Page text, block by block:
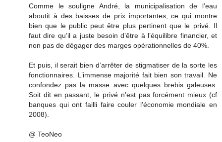
Comme le souligne André, la municipalisation de l’eau
aboutit à des baisses de prix importantes, ce qui montre
bien que le public peut être plus pertinent que le privé. Il
faut dire qu’il a juste besoin d’être à l’équilibre financier, et
non pas de dégager des marges opérationnelles de 40%.
Et puis, il serait bien d’arrêter de stigmatiser de la sorte les
fonctionnaires. L’immense majorité fait bien son travail. Ne
confondez pas la masse avec quelques brebis galeuses.
Soit dit en passant, le privé n’est pas forcément mieux (cf
banques qui ont failli faire couler l’économie mondiale en
2008).
@ TeoNeo